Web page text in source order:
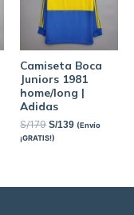
Camiseta Boca
Juniors 1981
home/long |
Adidas
S/179 S/139 (Envío
¡GRATIS!)